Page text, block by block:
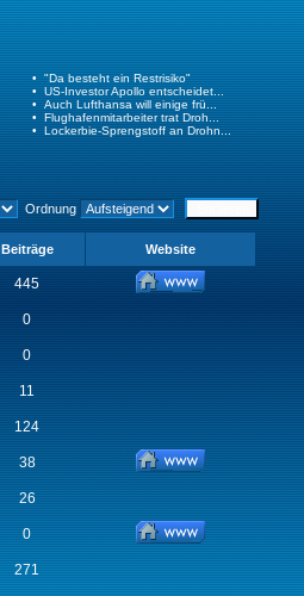
Ordnung
Beiträge Website
445
0
0
11
124
38
26
0
271